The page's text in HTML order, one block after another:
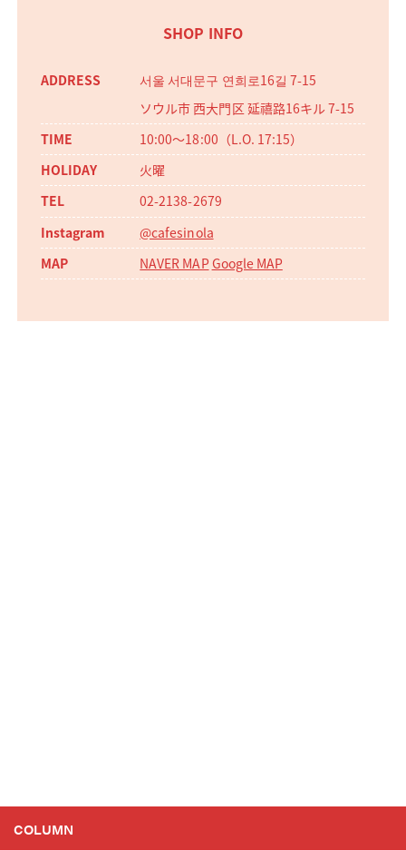
SHOP INFO
서울 서대문구 연희로16길 7-15
ソウル市 西大門区 延禧路16キル 7-15
10:00〜18:00（L.O. 17:15）
火曜
02-2138-2679
@cafesinola
NAVER MAP Google MAP
COLUMN